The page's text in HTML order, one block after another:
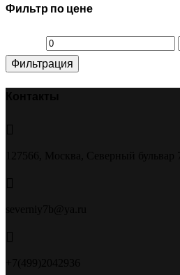
Фильтр по цене
Минимальная
цена
Фильтрация